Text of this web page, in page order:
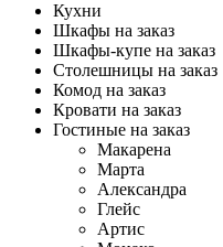
Кухни
Шкафы на заказ
Шкафы-купе на заказ
Столешницы на заказ
Комод на заказ
Кровати на заказ
Гостиные на заказ
Макарена
Марта
Александра
Глейс
Артис